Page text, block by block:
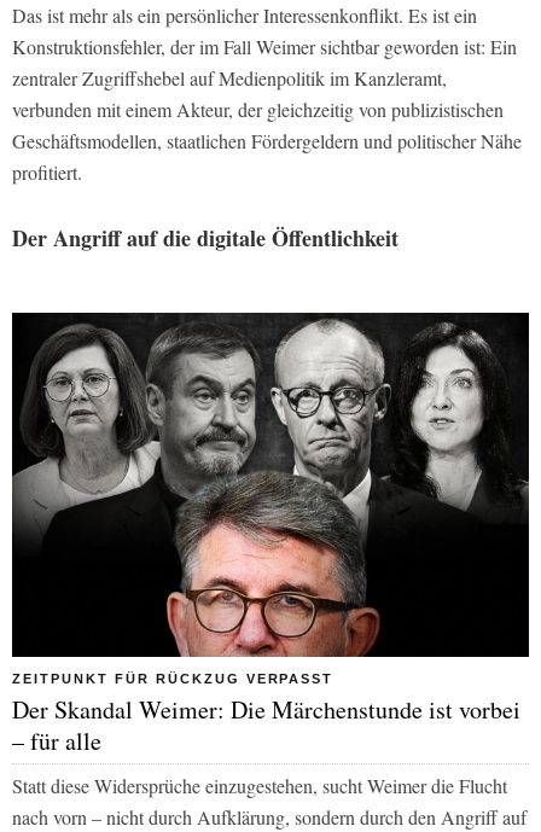
Das ist mehr als ein persönlicher Interessenkonflikt. Es ist ein
Konstruktionsfehler, der im Fall Weimer sichtbar geworden ist: Ein
zentraler Zugriffshebel auf Medienpolitik im Kanzleramt,
verbunden mit einem Akteur, der gleichzeitig von publizistischen
Geschäftsmodellen, staatlichen Fördergeldern und politischer Nähe
profitiert.
Der Angriff auf die digitale Öffentlichkeit
ZEITPUNKT FÜR RÜCKZUG VERPASST
Der Skandal Weimer: Die Märchenstunde ist vorbei
– für alle
Statt diese Widersprüche einzugestehen, sucht Weimer die Flucht
nach vorn – nicht durch Aufklärung, sondern durch den Angriff auf